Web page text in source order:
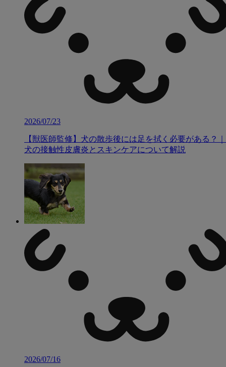
2026/07/23
【獣医師監修】犬の散歩後には足を拭く必要がある？｜
犬の接触性皮膚炎とスキンケアについて解説
2026/07/16